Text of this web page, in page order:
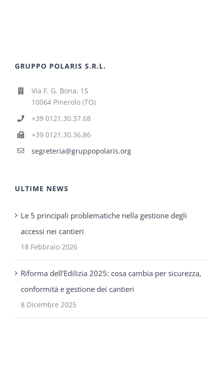
GRUPPO POLARIS S.R.L.
Via F. G. Bona, 15
10064 Pinerolo (TO)
+39 0121.30.37.68
+39 0121.30.36.86
segreteria@gruppopolaris.org
ULTIME NEWS
Le 5 principali problematiche nella gestione degli
accessi nei cantieri
18 Febbraio 2026
Riforma dell’Edilizia 2025: cosa cambia per sicurezza,
conformità e gestione dei cantieri
8 Dicembre 2025